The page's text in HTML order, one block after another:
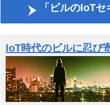
「ビルのIoT
IoT時代のビルに忍び